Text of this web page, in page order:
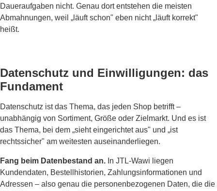
Daueraufgaben nicht. Genau dort entstehen die meisten
Abmahnungen, weil „läuft schon" eben nicht „läuft korrekt"
heißt.
Datenschutz und Einwilligungen: das
Fundament
Datenschutz ist das Thema, das jeden Shop betrifft –
unabhängig von Sortiment, Größe oder Zielmarkt. Und es ist
das Thema, bei dem „sieht eingerichtet aus" und „ist
rechtssicher" am weitesten auseinanderliegen.
Fang beim Datenbestand an. In JTL-Wawi liegen
Kundendaten, Bestellhistorien, Zahlungsinformationen und
Adressen – also genau die personenbezogenen Daten, die die